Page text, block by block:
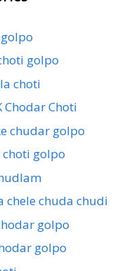
golpo
choti
Chodar Choti
chudar golpo
choti golpo
chele chuda chudi
golpo
golpo